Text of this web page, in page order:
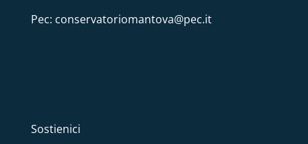
Pec: conservatoriomantova@pec.it
Sostienici